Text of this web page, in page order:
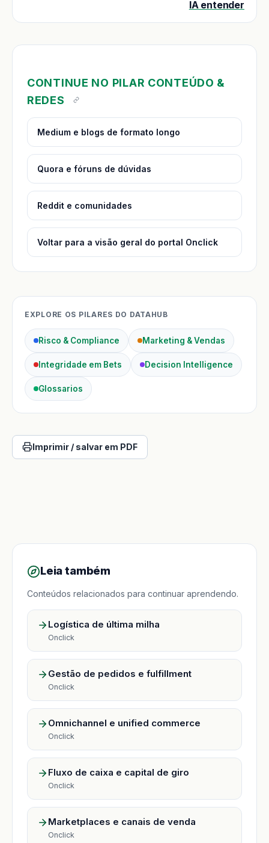
IA entender
CONTINUE NO PILAR CONTEÚDO &
REDES
Medium e blogs de formato longo
Quora e fóruns de dúvidas
Reddit e comunidades
Voltar para a visão geral do portal Onclick
EXPLORE OS PILARES DO DATAHUB
Risco & Compliance Marketing & Vendas
Integridade em Bets Decision Intelligence
Glossarios
Imprimir / salvar em PDF
Leia também
Conteúdos relacionados para continuar aprendendo.
Logística de última milha
Onclick
Gestão de pedidos e fulfillment
Onclick
Omnichannel e unified commerce
Onclick
Fluxo de caixa e capital de giro
Onclick
Marketplaces e canais de venda
Onclick